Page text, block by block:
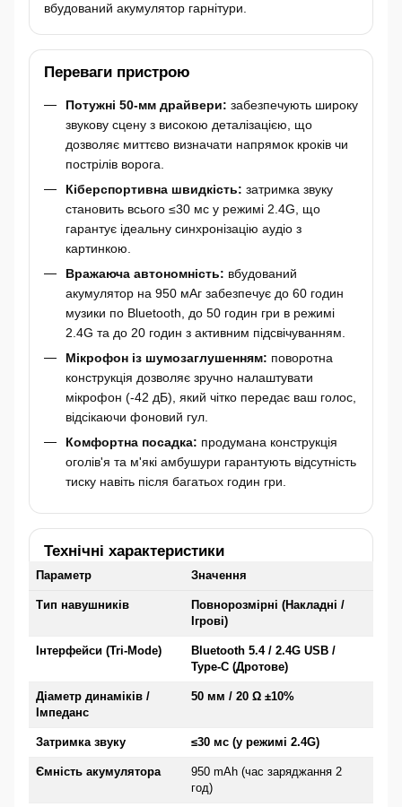
вбудований акумулятор гарнітури.
Переваги пристрою
Потужні 50-мм драйвери: забезпечують широку
звукову сцену з високою деталізацією, що
дозволяє миттєво визначати напрямок кроків чи
пострілів ворога.
Кіберспортивна швидкість: затримка звуку
становить всього ≤30 мс у режимі 2.4G, що
гарантує ідеальну синхронізацію аудіо з
картинкою.
Вражаюча автономність: вбудований
акумулятор на 950 мАг забезпечує до 60 годин
музики по Bluetooth, до 50 годин гри в режимі
2.4G та до 20 годин з активним підсвічуванням.
Мікрофон із шумозаглушенням: поворотна
конструкція дозволяє зручно налаштувати
мікрофон (-42 дБ), який чітко передає ваш голос,
відсікаючи фоновий гул.
Комфортна посадка: продумана конструкція
оголів'я та м'які амбушури гарантують відсутність
тиску навіть після багатьох годин гри.
Технічні характеристики
Параметр Значення
Тип навушників
Повнорозмірні (Накладні /
Ігрові)
Інтерфейси (Tri-Mode)
Bluetooth 5.4 / 2.4G USB /
Type-C (Дротове)
Діаметр динаміків /
Імпеданс
50 мм / 20 Ω ±10%
Затримка звуку ≤30 мс (у режимі 2.4G)
Ємність акумулятора
950 mAh (час заряджання 2
год)